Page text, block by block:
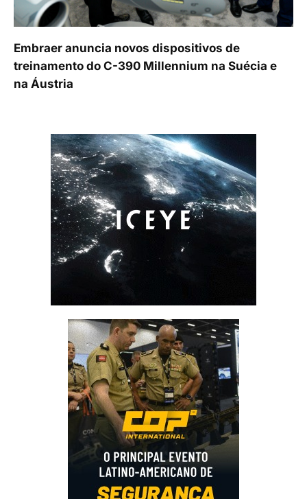
Embraer anuncia novos dispositivos de
treinamento do C-390 Millennium na Suécia e
na Áustria